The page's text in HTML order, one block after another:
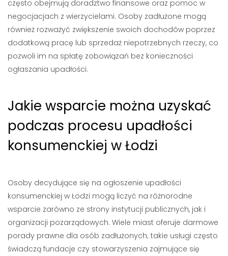
często obejmują doradztwo finansowe oraz pomoc w
negocjacjach z wierzycielami. Osoby zadłużone mogą
również rozważyć zwiększenie swoich dochodów poprzez
dodatkową pracę lub sprzedaż niepotrzebnych rzeczy, co
pozwoli im na spłatę zobowiązań bez konieczności
ogłaszania upadłości.
Jakie wsparcie można uzyskać
podczas procesu upadłości
konsumenckiej w Łodzi
Osoby decydujące się na ogłoszenie upadłości
konsumenckiej w Łodzi mogą liczyć na różnorodne
wsparcie zarówno ze strony instytucji publicznych, jak i
organizacji pozarządowych. Wiele miast oferuje darmowe
porady prawne dla osób zadłużonych; takie usługi często
świadczą fundacje czy stowarzyszenia zajmujące się